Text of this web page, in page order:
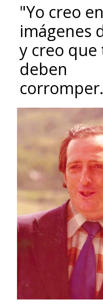
"Yo creo
imágenes
y creo que
deben